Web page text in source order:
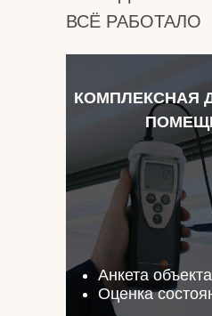
ВСЁ РАБОТАЛО
КОМПЛЕКСНАЯ
Анкета объекта
Оценка